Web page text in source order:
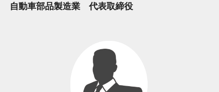
自動車部品製造業 代表取締役